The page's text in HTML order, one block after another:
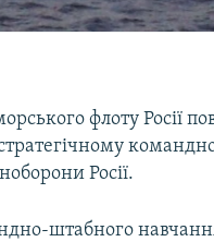
флоту Росії
стратегічному
Росії.
штабного